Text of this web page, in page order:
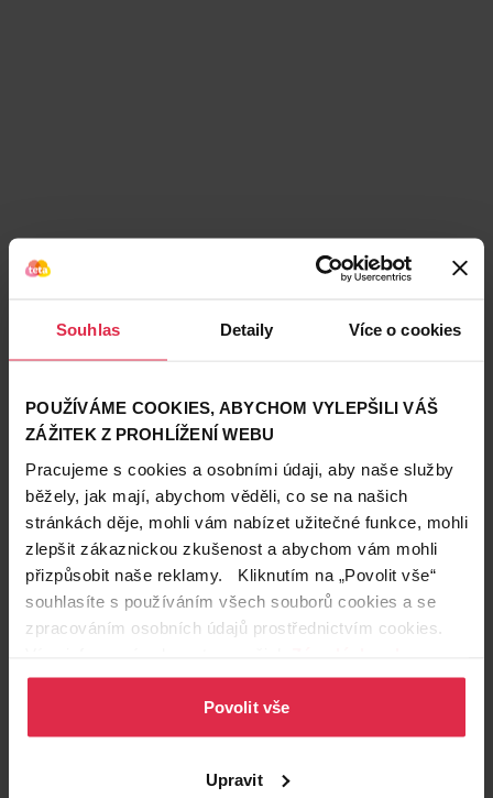
Souhlas Detaily Více o cookies
POUŽÍVÁME COOKIES, ABYCHOM VYLEPŠILI VÁŠ
ZÁŽITEK Z PROHLÍŽENÍ WEBU
Pracujeme s cookies a osobními údaji, aby naše služby
běžely, jak mají, abychom věděli, co se na našich
stránkách děje, mohli vám nabízet užitečné funkce, mohli
zlepšit zákaznickou zkušenost a abychom vám mohli
přizpůsobit naše reklamy. Kliknutím na „Povolit vše“
souhlasíte s používáním všech souborů cookies a se
zpracováním osobních údajů prostřednictvím cookies.
osobních údajů.
Povolit vše
Upravit